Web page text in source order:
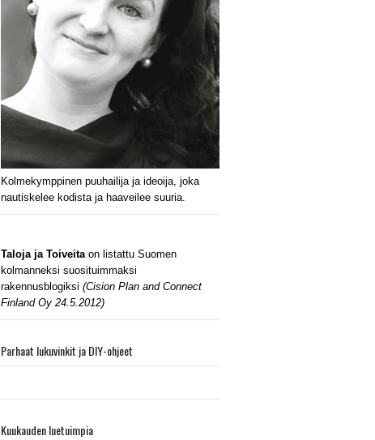
Kolmekymppinen puuhailija ja ideoija, joka
nautiskelee kodista ja haaveilee suuria.
Taloja ja Toiveitaon listattu Suomen
kolmanneksi suosituimmaksi
rakennusblogiksi (Cision Plan and Connect
Finland Oy 24.5.2012)
Parhaat lukuvinkit ja DIY-ohjeet
Kuukauden luetuimpia